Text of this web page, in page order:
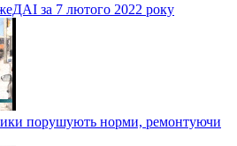
за 7 лютого 2022 року
порушують норми, ремонтуючи